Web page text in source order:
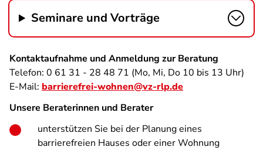
Seminare und Vorträge
Kontaktaufnahme und Anmeldung zur Beratung
Telefon: 0 61 31 - 28 48 71 (Mo, Mi, Do 10 bis 13 Uhr)
E-Mail: barrierefrei-wohnen@vz-rlp.de
Unsere Beraterinnen und Berater
unterstützen Sie bei der Planung eines
barrierefreien Hauses oder einer Wohnung